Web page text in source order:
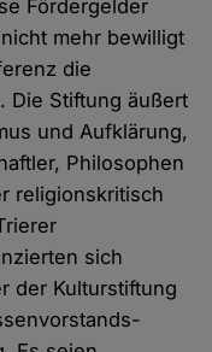
Fördergelder
mehr bewilligt
die
Die Stiftung äußert
und Aufklärung,
Philosophen
religionskritisch
sich
der Kulturstiftung